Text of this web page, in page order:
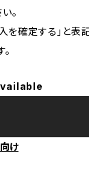
。
を確定する」と表
け